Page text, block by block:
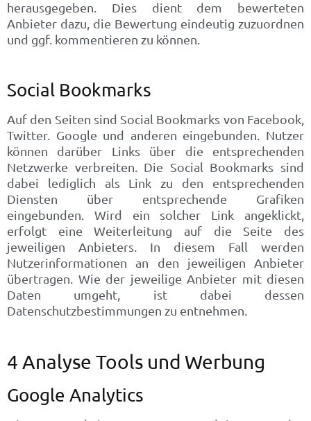
herausgegeben. Dies dient dem bewerteten
Anbieter dazu, die Bewertung eindeutig zuzuordnen
und ggf. kommentieren zu können.
Social Bookmarks
Auf den Seiten sind Social Bookmarks von Facebook,
Twitter. Google und anderen eingebunden. Nutzer
können darüber Links über die entsprechenden
Netzwerke verbreiten. Die Social Bookmarks sind
dabei lediglich als Link zu den entsprechenden
Diensten über entsprechende Grafiken
eingebunden. Wird ein solcher Link angeklickt,
erfolgt eine Weiterleitung auf die Seite des
jeweiligen Anbieters. In diesem Fall werden
Nutzerinformationen an den jeweiligen Anbieter
übertragen. Wie der jeweilige Anbieter mit diesen
Daten umgeht, ist dabei dessen
Datenschutzbestimmungen zu entnehmen.
4 Analyse Tools und Werbung
Google Analytics